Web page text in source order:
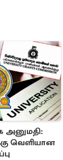
வெளியான